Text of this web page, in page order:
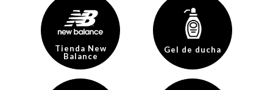
Tienda New
Balance
Gel de ducha